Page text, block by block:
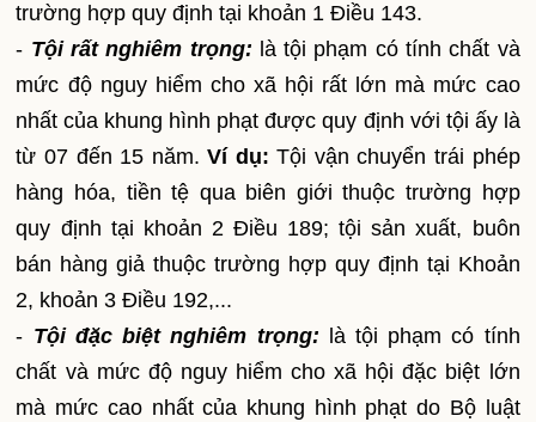
trường hợp quy định tại khoản 1 Điều 143.
- Tội rất nghiêm trọng: là tội phạm có tính chất và
mức độ nguy hiểm cho xã hội rất lớn mà mức cao
nhất của khung hình phạt được quy định với tội ấy là
từ 07 đến 15 năm.Ví dụ:Tội vận chuyển trái phép
hàng hóa, tiền tệ qua biên giới thuộc trường hợp
quy định tại khoản 2 Điều 189; tội sản xuất, buôn
bán hàng giả thuộc trường hợp quy định tại Khoản
2, khoản 3 Điều 192,...
- Tội đặc biệt nghiêm trọng: là tội phạm có tính
chất và mức độ nguy hiểm cho xã hội đặc biệt lớn
mà mức cao nhất của khung hình phạt do Bộ luật